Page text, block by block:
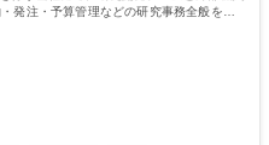
発注・予算管理などの研究事務全般をお